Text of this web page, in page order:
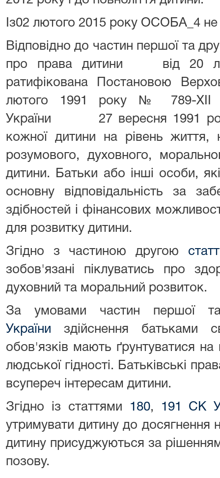
Із02 лютого 2015 року ОСОБА_4
Відповідно до частин першої та
про права дитини від 20
ратифікована Постановою
лютого 1991 pоку № 789-ХІІ
України 27 вересня 1991
кожної дитини на рівень життя,
розумового, духовного,
дитини. Батьки або інші особи,
основну відповідальність за
здібностей і фінансових
для розвитку дитини.
Згідно з частиною другою
зобов'язані піклуватись про
духовний та моральний розвиток.
За умовами частин першої
України здійснення батьками
обов'язків мають ґрунтуватися на
людської гідності. Батьківські
всупереч інтересам дитини.
Згідно із статтями 180,
191 СК
утримувати дитину до досягнення
дитину присуджуються за
позову.